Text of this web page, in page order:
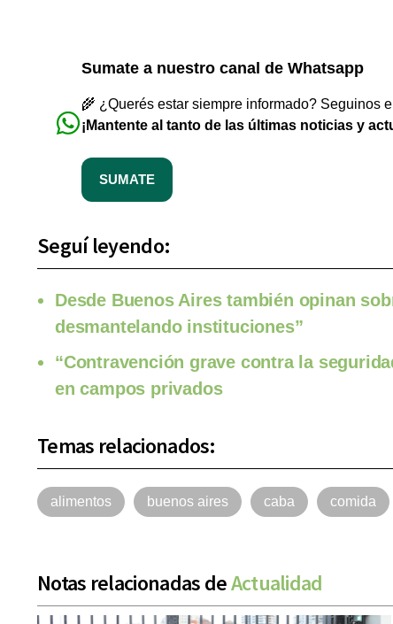
Sumate a nuestro canal de Whatsapp
🌾 ¿Querés estar siempre informado? Seguinos
¡Mantente al tanto de las últimas noticias y
SUMATE
Seguí leyendo:
Desde Buenos Aires también opinan
desmantelando instituciones”
“Contravención grave contra la
en campos privados
Temas relacionados:
alimentos buenos aires caba comida
Notas relacionadas deActualidad